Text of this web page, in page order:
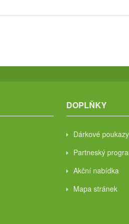
DOPLŇKY
Dárkové poukazy
Partneský
Akční nabídka
Mapa stránek